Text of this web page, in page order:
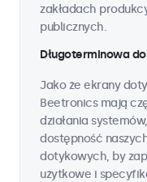
zakładach
publicznych.
Długoterminowa
Jako że ekrany
Beetronics mają
działania
dostępność
dotykowych, by
użytkowe i